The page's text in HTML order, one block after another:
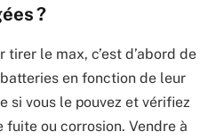
?
le max, c’est d’abord de
en fonction de leur
si vous le pouvez et vérifiez
fuite ou corrosion. Vendre à